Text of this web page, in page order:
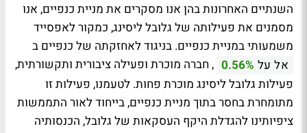
השנתיים האחרונות בהן אנו מסקרים את מניית כנפיים, אנו
מסמנים את פעילותה של גלובל ליסינג, כמקור לאפסייד
משמעותי במניית כנפיים. בניגוד לאחזקתה של כנפיים ב
אל על 0.56% , חברה מוכרת ופעילה ציבורית ותקשורתית,
פעילות גלובל ליסינג מוכרת פחות. לטעמנו, פעילות זו
מתומחרת בחסר בתוך מניית כנפיים, בייחוד לאור התממשות
ציפיותינו להגדלת היקף העסקאות של גלובל, הכנסותיה